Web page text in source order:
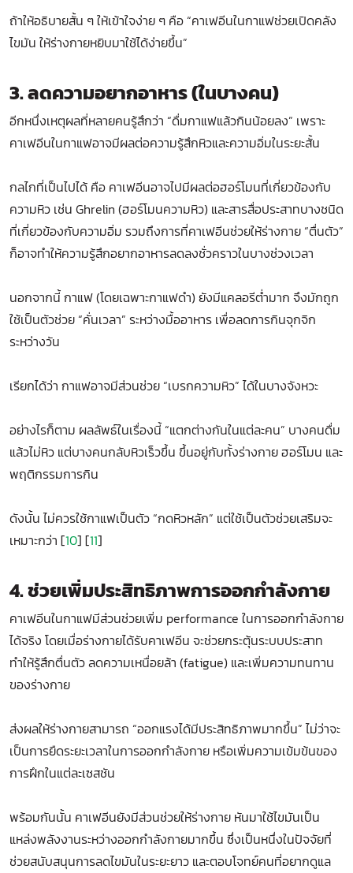
ถ้าให้อธิบายสั้น ๆ ให้เข้าใจง่าย ๆ คือ “คาเฟอีนในกาแฟช่วยเปิดคลัง
ไขมัน ให้ร่างกายหยิบมาใช้ได้ง่ายขึ้น”
3. ลดความอยากอาหาร (ในบางคน)
อีกหนึ่งเหตุผลที่หลายคนรู้สึกว่า “ดื่มกาแฟแล้วกินน้อยลง” เพราะ
คาเฟอีนในกาแฟอาจมีผลต่อความรู้สึกหิวและความอิ่มในระยะสั้น
กลไกที่เป็นไปได้ คือ คาเฟอีนอาจไปมีผลต่อฮอร์โมนที่เกี่ยวข้องกับ
ความหิว เช่น Ghrelin (ฮอร์โมนความหิว) และสารสื่อประสาทบางชนิด
ที่เกี่ยวข้องกับความอิ่ม รวมถึงการที่คาเฟอีนช่วยให้ร่างกาย “ตื่นตัว”
ก็อาจทำให้ความรู้สึกอยากอาหารลดลงชั่วคราวในบางช่วงเวลา
นอกจากนี้ กาแฟ (โดยเฉพาะกาแฟดำ) ยังมีแคลอรีต่ำมาก จึงมักถูก
ใช้เป็นตัวช่วย “คั่นเวลา” ระหว่างมื้ออาหาร เพื่อลดการกินจุกจิก
ระหว่างวัน
เรียกได้ว่า กาแฟอาจมีส่วนช่วย “เบรกความหิว” ได้ในบางจังหวะ
อย่างไรก็ตาม ผลลัพธ์ในเรื่องนี้ “แตกต่างกันในแต่ละคน” บางคนดื่ม
แล้วไม่หิว แต่บางคนกลับหิวเร็วขึ้น ขึ้นอยู่กับทั้งร่างกาย ฮอร์โมน และ
พฤติกรรมการกิน
ดังนั้น ไม่ควรใช้กาแฟเป็นตัว “กดหิวหลัก” แต่ใช้เป็นตัวช่วยเสริมจะ
เหมาะกว่า [10] [11]
4. ช่วยเพิ่มประสิทธิภาพการออกกำลังกาย
คาเฟอีนในกาแฟมีส่วนช่วยเพิ่ม performance ในการออกกำลังกาย
ได้จริง โดยเมื่อร่างกายได้รับคาเฟอีน จะช่วยกระตุ้นระบบประสาท
ทำให้รู้สึกตื่นตัว ลดความเหนื่อยล้า (fatigue) และเพิ่มความทนทาน
ของร่างกาย
ส่งผลให้ร่างกายสามารถ “ออกแรงได้มีประสิทธิภาพมากขึ้น” ไม่ว่าจะ
เป็นการยืดระยะเวลาในการออกกำลังกาย หรือเพิ่มความเข้มข้นของ
การฝึกในแต่ละเซสชัน
พร้อมกันนั้น คาเฟอีนยังมีส่วนช่วยให้ร่างกาย หันมาใช้ไขมันเป็น
แหล่งพลังงานระหว่างออกกำลังกายมากขึ้น ซึ่งเป็นหนึ่งในปัจจัยที่
ช่วยสนับสนุนการลดไขมันในระยะยาว และตอบโจทย์คนที่อยากดูแล